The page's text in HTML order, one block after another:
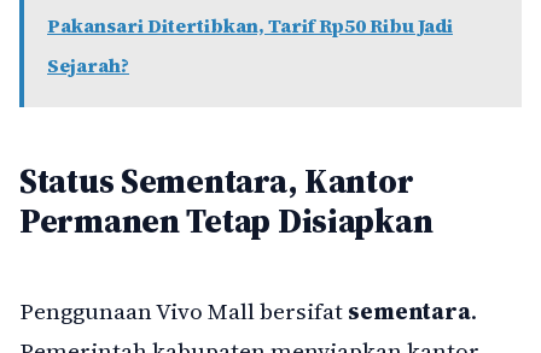
Pakansari Ditertibkan, Tarif Rp50 Ribu Jadi
Sejarah?
Status Sementara, Kantor
Permanen Tetap Disiapkan
Penggunaan Vivo Mall bersifatsementara.